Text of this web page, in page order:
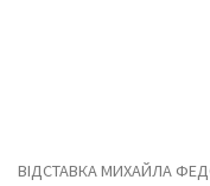
ВІДСТАВКА МИХАЙЛА